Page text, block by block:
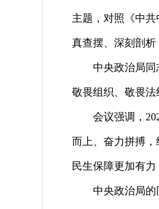
主题，对照《中
真查摆、深刻剖析
中央政治局同志
敬畏组织、敬畏法
会议强调，
而上、奋力拼搏
民生保障更加有力
中央政治局的同